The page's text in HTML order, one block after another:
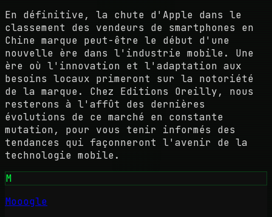
En définitive, la chute d'Apple dans le
classement des vendeurs de smartphones en
Chine marque peut-être le début d'une
nouvelle ère dans l'industrie mobile. Une
ère où l'innovation et l'adaptation aux
besoins locaux primeront sur la notoriété
de la marque. Chez Editions Oreilly, nous
resterons à l'affût des dernières
évolutions de ce marché en constante
mutation, pour vous tenir informés des
tendances qui façonneront l'avenir de la
technologie mobile.
M
Mooogle